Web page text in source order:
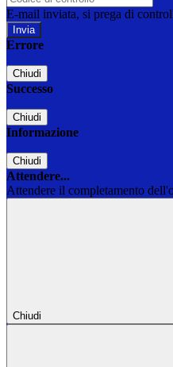
E-mail inviata, si prega di
Errore
Chiudi
Successo
Chiudi
Informazione
Chiudi
Attendere...
Attendere il completamento
Chiudi